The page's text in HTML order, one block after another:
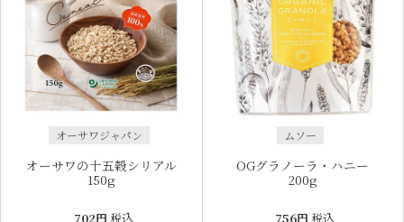
オーサワジャパン
オーサワの十五穀シリアル
150g
702 税込
ムソー
OGグラノーラ・ハニー
200g
756 税込